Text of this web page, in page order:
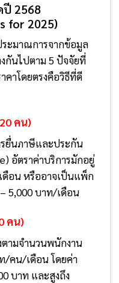
ปี 2568
for 2025)
ระมาณการจากข้อมูล
กันไปตาม 5 ปัจจัยที่
คาโดยตรงคือวิธีที่ดี
คน)
ยื่นภาษีและประกัน
อัตราค่าบริการมักอยู่
ดือน หรืออาจเป็นแพ็ก
5,000 บาท/เดือน
คน)
ามจำนวนพนักงาน
/คน/เดือน โดยค่า
บาท และสูงถึง